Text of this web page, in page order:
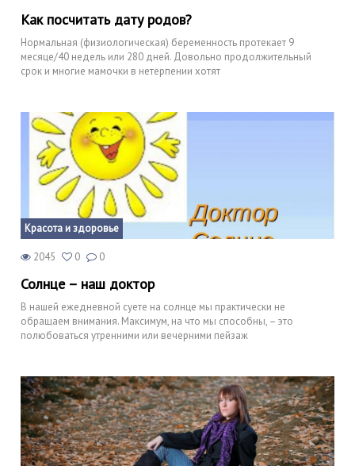
Как посчитать дату родов?
Нормальная (физиологическая) беременность протекает 9
месяце/40 недель или 280 дней. Довольно продолжительный
срок и многие мамочки в нетерпении хотят
Красота и здоровье
2045 0 0
Солнце – наш доктор
В нашей ежедневной суете на солнце мы практически не
обращаем внимания. Максимум, на что мы способны, – это
полюбоваться утренними или вечерними пейзаж